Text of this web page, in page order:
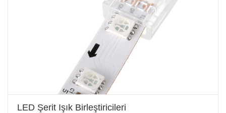
LED Şerit Işık Birleştiricileri